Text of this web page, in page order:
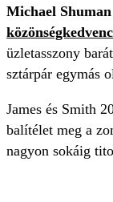
Michael Shuman
üzletasszony
sztárpár egymás
James és Smith
balítélet meg a
nagyon sokáig